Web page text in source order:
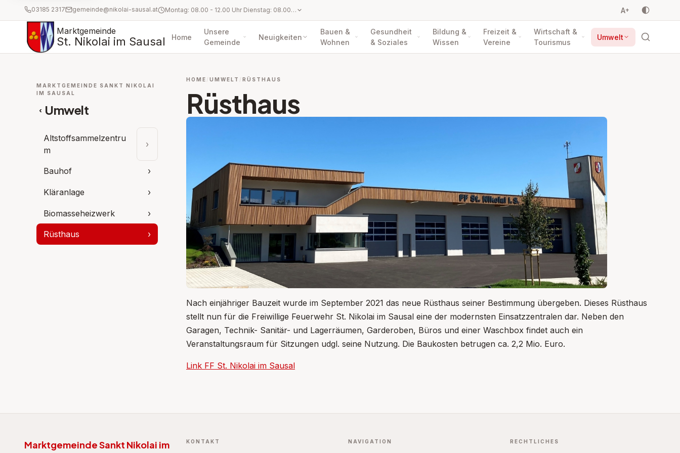
03185 2317 gemeinde@nikolai-sausal.at Montag: 08.00 - 12.00 Uhr Dienstag: 08.00 - 12.00 Uhr Mittwoch: kein Parteienverkehr Donnerstag: 08.00 - 12.00 Uhr und 15.00 - 18.00 Uhr Freitag: 08.00 - 12.00 Uhr Von 24.12. bis 01.01. ist das Marktgemeindeamt geschlossen! A+
Marktgemeinde
St. Nikolai im Sausal Home
Unsere
Gemeinde
Neuigkeiten
Bauen &
Wohnen
Gesundheit
& Soziales
Bildung &
Wissen
Freizeit &
Vereine
Wirtschaft &
Tourismus
Umwelt
MARKTGEMEINDE SANKT NIKOLAI
IM SAUSAL
‹ Umwelt
Altstoffsammelzentru
m
›
Unterpunkte aufklappen: Altstoffsammelzentrum
Bauhof ›
Kläranlage ›
Biomasseheizwerk ›
Rüsthaus ›
HOME UMWELT RÜSTHAUS
Rüsthaus
Nach einjähriger Bauzeit wurde im September 2021 das neue Rüsthaus seiner Bestimmung übergeben. Dieses Rüsthaus
stellt nun für die Freiwillige Feuerwehr St. Nikolai im Sausal eine der modernsten Einsatzzentralen dar. Neben den
Garagen, Technik- Sanitär- und Lagerräumen, Garderoben, Büros und einer Waschbox findet auch ein
Veranstaltungsraum für Sitzungen udgl. seine Nutzung. Die Baukosten betrugen ca. 2,2 Mio. Euro.
Link FF St. Nikolai im Sausal
Marktgemeinde Sankt Nikolai im
KONTAKT NAVIGATION RECHTLICHES